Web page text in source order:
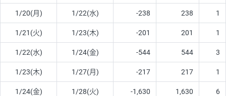
1/20(月) 1/22(水) -238 238 1
1/21(火) 1/23(木) -201 201 1
1/22(水) 1/24(金) -544 544 3
1/23(木) 1/27(月) -217 217 1
1/24(金) 1/28(火) -1,630 1,630 6